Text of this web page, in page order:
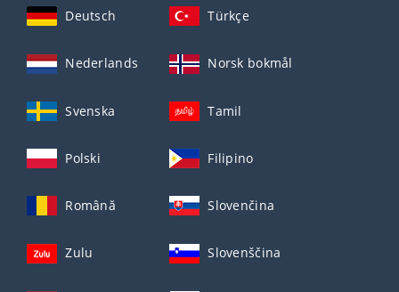
Deutsch Türkçe
Nederlands Norsk bokmål
Svenska Tamil
Polski Filipino
Română Slovenčina
Zulu Slovenščina